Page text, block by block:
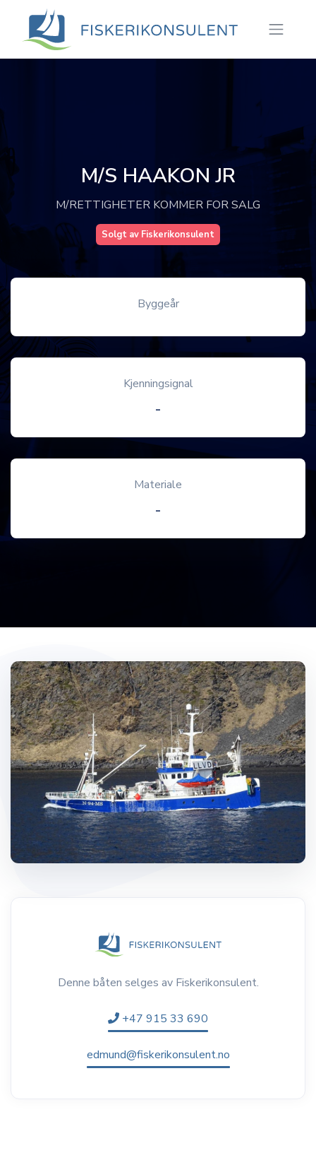
M/S HAAKON JR
M/RETTIGHETER KOMMER FOR SALG
Solgt av Fiskerikonsulent
Byggeår
Kjenningsignal
-
Materiale
-
Denne båten selges av Fiskerikonsulent.
+47 915 33 690
edmund@fiskerikonsulent.no